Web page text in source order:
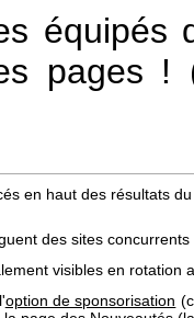
équipés
pages !
en haut des résultats
des sites
visibles en
option de sponsorisation